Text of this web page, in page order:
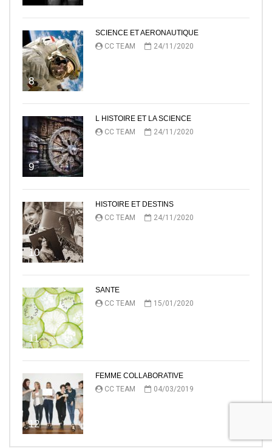
8
SCIENCE ET AERONAUTIQUE
CC TEAM
24/11/2020
9
L HISTOIRE ET LA SCIENCE
CC TEAM
24/11/2020
10
HISTOIRE ET DESTINS
CC TEAM
24/11/2020
11
SANTE
CC TEAM
15/01/2020
12
FEMME COLLABORATIVE
CC TEAM
04/03/2019